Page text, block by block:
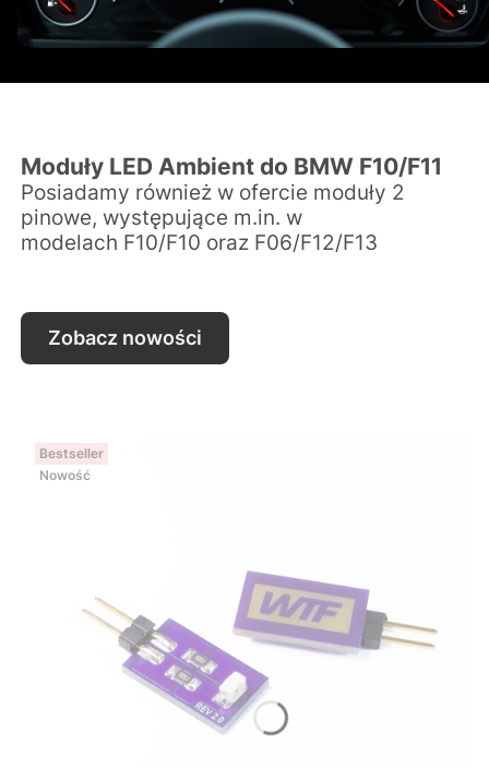
Moduły LED Ambient do BMW F10/F11
Posiadamy również w ofercie moduły 2
pinowe, występujące m.in. w
modelach F10/F10 oraz F06/F12/F13
Zobacz nowości
Bestseller
Nowość